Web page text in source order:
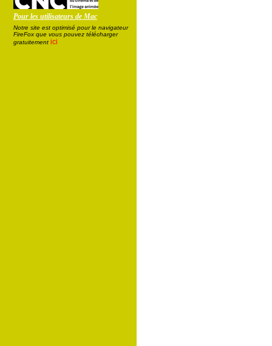
Pour les utilisateurs de Mac
Notre site est optimisé pour le navigateur
FireFox que vous pouvez télécharger
gratuitement ici